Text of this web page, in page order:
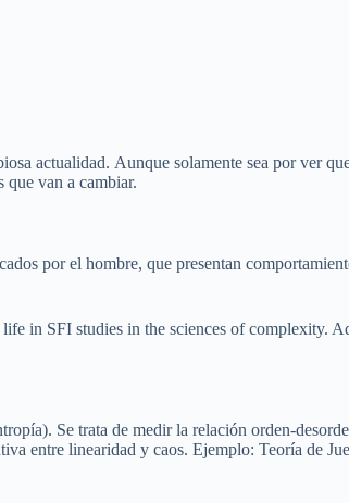
actualidad. Aunque solamente sea por ver
que van a cambiar.
por el hombre, que presentan
in SFI studies in the sciences of complexity.
Se trata de medir la relación orden-
entre linearidad y caos. Ejemplo: Teoría de